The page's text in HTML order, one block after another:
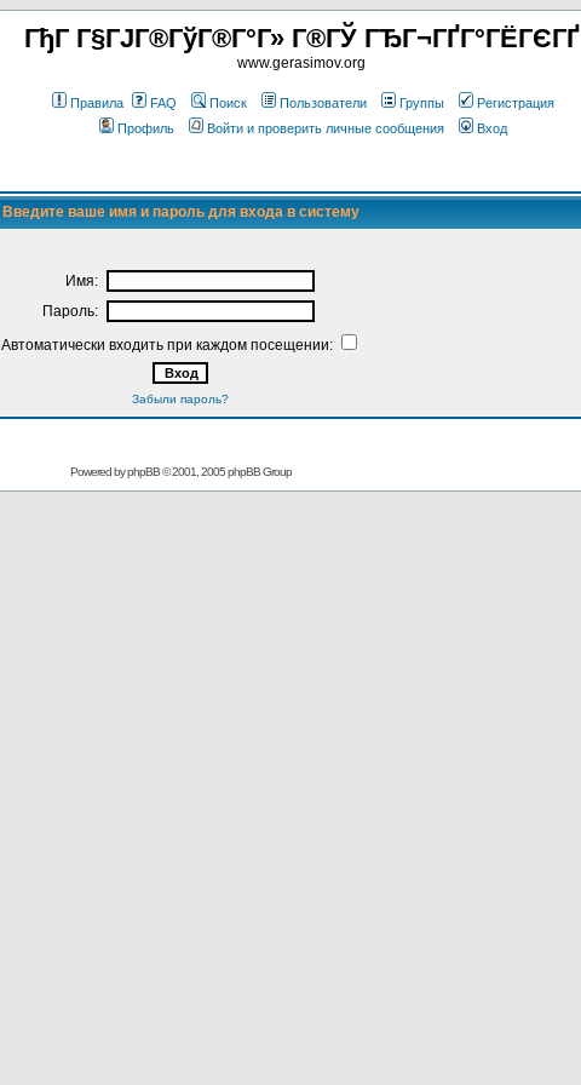
ГђГ Г§ГЈГ®ГўГ®Г°Г» Г®ГЎ ГЂГ¬ГҐГ°ГЁГЄГҐ
www.gerasimov.org
Правила FAQ Поиск Пользователи Группы
Регистрация
Профиль
Войти и проверить личные сообщения Вход
Введите ваше имя и пароль для входа в систему
Имя:
Пароль:
Автоматически входить при каждом посещении:
Забыли пароль?
Powered byphpBB© 2001, 2005 phpBB Group